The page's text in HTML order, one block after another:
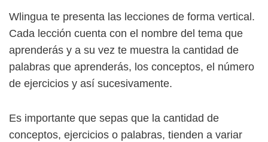
Wlingua te presenta las lecciones de forma vertical.
Cada lección cuenta con el nombre del tema que
aprenderás y a su vez te muestra la cantidad de
palabras que aprenderás, los conceptos, el número
de ejercicios y así sucesivamente.
Es importante que sepas que la cantidad de
conceptos, ejercicios o palabras, tienden a variar